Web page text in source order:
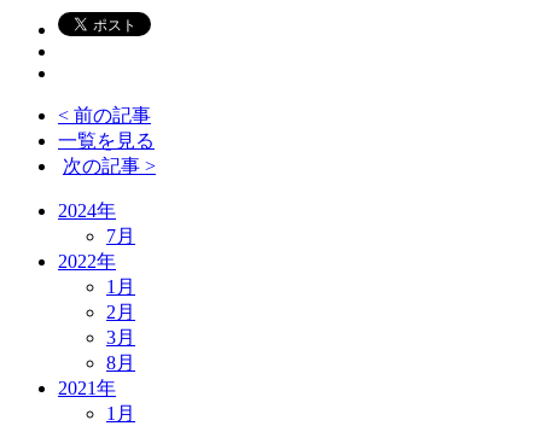
< 前の記事
一覧を見る
次の記事 >
2024年
7月
2022年
1月
2月
3月
8月
2021年
1月